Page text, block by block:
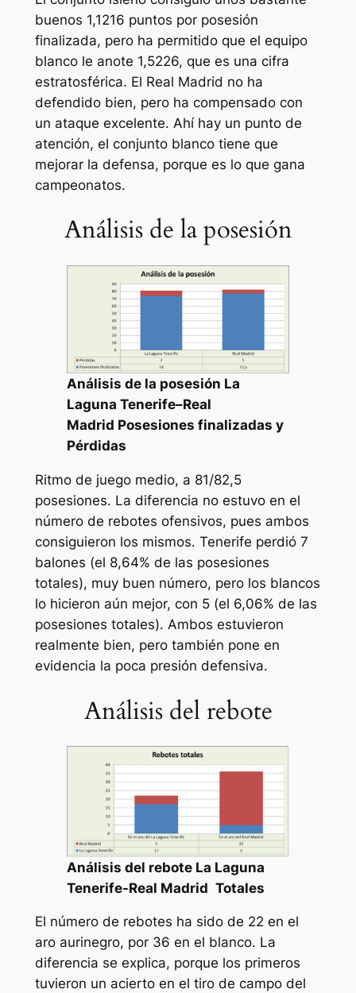
buenos 1,1216 puntos por posesión
finalizada, pero ha permitido que el equipo
blanco le anote 1,5226, que es una cifra
estratosférica. El Real Madrid no ha
defendido bien, pero ha compensado con
un ataque excelente. Ahí hay un punto de
atención, el conjunto blanco tiene que
mejorar la defensa, porque es lo que gana
campeonatos.
Análisis de la posesión
Análisis de la posesión La
Laguna Tenerife–Real
Madrid Posesiones finalizadas y
Pérdidas
Ritmo de juego medio, a 81/82,5
posesiones. La diferencia no estuvo en el
número de rebotes ofensivos, pues ambos
consiguieron los mismos. Tenerife perdió 7
balones (el 8,64% de las posesiones
totales), muy buen número, pero los blancos
lo hicieron aún mejor, con 5 (el 6,06% de las
posesiones totales). Ambos estuvieron
realmente bien, pero también pone en
evidencia la poca presión defensiva.
Análisis del rebote
Análisis del rebote La Laguna
Tenerife-Real Madrid Totales
El número de rebotes ha sido de 22 en el
aro aurinegro, por 36 en el blanco. La
diferencia se explica, porque los primeros
tuvieron un acierto en el tiro de campo del